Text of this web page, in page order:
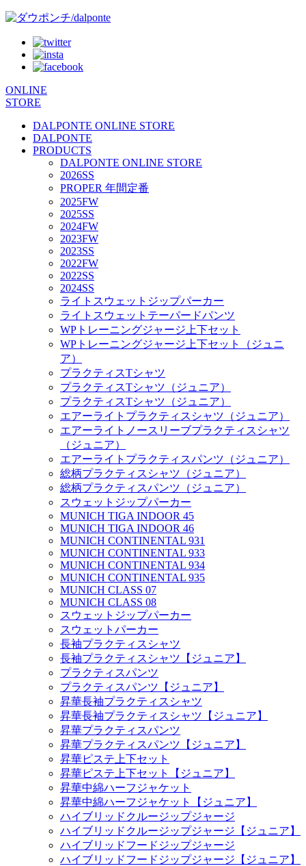
ONLINE
STORE
DALPONTE ONLINE STORE
DALPONTE
PRODUCTS
DALPONTE ONLINE STORE
2026SS
PROPER 年間定番
2025FW
2025SS
2024FW
2023FW
2023SS
2022FW
2022SS
2024SS
ライトスウェットジップパーカー
ライトスウェットテーパードパンツ
WPトレーニングジャージ上下セット
WPトレーニングジャージ上下セット（ジュニ
ア）
プラクティスTシャツ
プラクティスTシャツ（ジュニア）
プラクティスTシャツ（ジュニア）
エアーライトプラクティスシャツ（ジュニア）
エアーライトノースリーブプラクティスシャツ
（ジュニア）
エアーライトプラクティスパンツ（ジュニア）
総柄プラクティスシャツ（ジュニア）
総柄プラクティスパンツ（ジュニア）
スウェットジップパーカー
MUNICH TIGA INDOOR 45
MUNICH TIGA INDOOR 46
MUNICH CONTINENTAL 931
MUNICH CONTINENTAL 933
MUNICH CONTINENTAL 934
MUNICH CONTINENTAL 935
MUNICH CLASS 07
MUNICH CLASS 08
スウェットジップパーカー
スウェットパーカー
長袖プラクティスシャツ
長袖プラクティスシャツ【ジュニア】
プラクティスパンツ
プラクティスパンツ【ジュニア】
昇華長袖プラクティスシャツ
昇華長袖プラクティスシャツ【ジュニア】
昇華プラクティスパンツ
昇華プラクティスパンツ【ジュニア】
昇華ピステ上下セット
昇華ピステ上下セット【ジュニア】
昇華中綿ハーフジャケット
昇華中綿ハーフジャケット【ジュニア】
ハイブリッドクルージップジャージ
ハイブリッドクルージップジャージ【ジュニア】
ハイブリッドフードジップジャージ
ハイブリッドフードジップジャージ【ジュニア】